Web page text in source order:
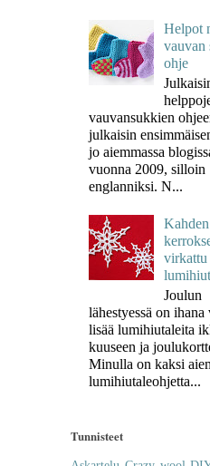
Helpot
vauvan
ohje
vauvansukkien
julkaisin
jo aiemmassa
vuonna 2009, silloin
englanniksi. N...
Kahden
virkattu
Joulun
lähestyessä on ihana
lisää lumihiutaleita
kuuseen ja
Minulla on kaksi
lumihiutaleohjetta...
Tunnisteet